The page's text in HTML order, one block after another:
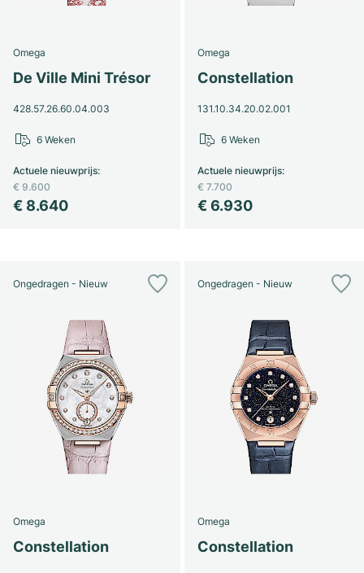
Omega
De Ville Mini Trésor
428.57.26.60.04.003
€ 8.640
Actuele nieuwprijs:
€ 9.600
6 Weken
Omega
Constellation
131.10.34.20.02.001
€ 6.930
Actuele nieuwprijs:
€ 7.700
6 Weken
Ongedragen - Nieuw
Omega
Constellation
Ongedragen - Nieuw
Omega
Constellation